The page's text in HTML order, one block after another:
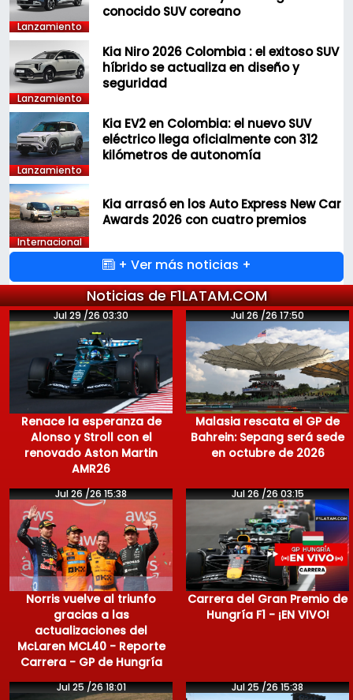
Lanzamiento
conocido SUV coreano
Lanzamiento
Kia Niro 2026 Colombia : el exitoso SUV
híbrido se actualiza en diseño y
seguridad
Lanzamiento
Kia EV2 en Colombia: el nuevo SUV
eléctrico llega oficialmente con 312
kilómetros de autonomía
Internacional
Kia arrasó en los Auto Express New Car
Awards 2026 con cuatro premios
+ Ver más noticias +
Noticias de F1LATAM.COM
Jul 29 /26 03:30
Renace la esperanza de
Alonso y Stroll con el
renovado Aston Martin
AMR26
Jul 26 /26 17:50
Malasia rescata el GP de
Bahrein: Sepang será sede
en octubre de 2026
Jul 26 /26 15:38
Norris vuelve al triunfo
gracias a las
actualizaciones del
McLaren MCL40 - Reporte
Carrera - GP de Hungría
Jul 26 /26 03:15
Carrera del Gran Premio de
Hungría F1 - ¡EN VIVO!
Jul 25 /26 18:01 Jul 25 /26 15:38